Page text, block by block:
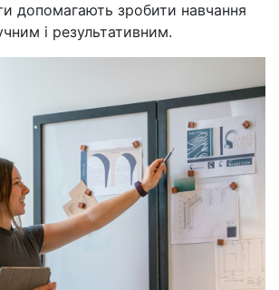
допомагають зробити навчання
і результативним.